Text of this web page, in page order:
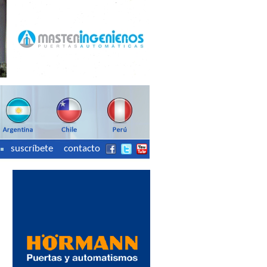
suscríbete contacto